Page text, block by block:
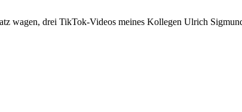
wagen, drei TikTok-Videos meines Kollegen Ulrich